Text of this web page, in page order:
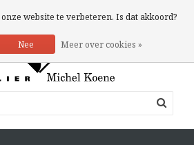
0 Artikelen
website te verbeteren. Is dat akkoord?
Nee Meer over cookies »